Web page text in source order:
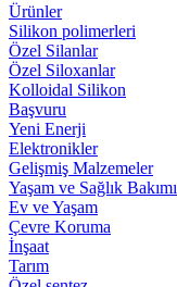
Ürünler
Silikon polimerleri
Özel Silanlar
Özel Siloxanlar
Kolloidal Silikon
Başvuru
Yeni Enerji
Elektronikler
Gelişmiş Malzemeler
Yaşam ve Sağlık Bakımı
Ev ve Yaşam
Çevre Koruma
İnşaat
Tarım